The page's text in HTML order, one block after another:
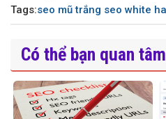
Tags:seo mũ trắng seo white
Có thể bạn quan